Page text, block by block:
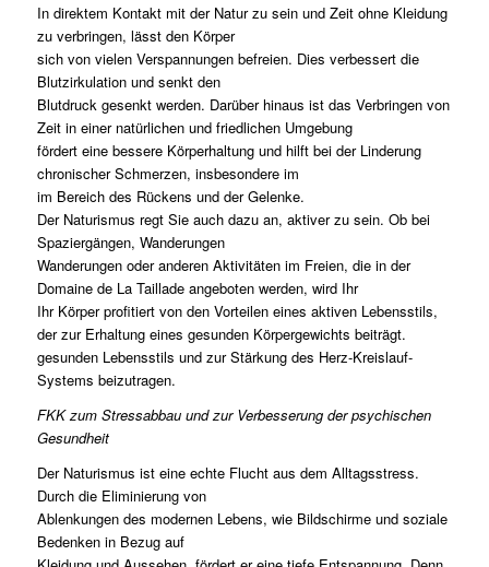
In direktem Kontakt mit der Natur zu sein und Zeit ohne Kleidung
zu verbringen, lässt den Körper
sich von vielen Verspannungen befreien. Dies verbessert die
Blutzirkulation und senkt den
Blutdruck gesenkt werden. Darüber hinaus ist das Verbringen von
Zeit in einer natürlichen und friedlichen Umgebung
fördert eine bessere Körperhaltung und hilft bei der Linderung
chronischer Schmerzen, insbesondere im
im Bereich des Rückens und der Gelenke.
Der Naturismus regt Sie auch dazu an, aktiver zu sein. Ob bei
Spaziergängen, Wanderungen
Wanderungen oder anderen Aktivitäten im Freien, die in der
Domaine de La Taillade angeboten werden, wird Ihr
Ihr Körper profitiert von den Vorteilen eines aktiven Lebensstils,
der zur Erhaltung eines gesunden Körpergewichts beiträgt.
gesunden Lebensstils und zur Stärkung des Herz-Kreislauf-
Systems beizutragen.
FKK zum Stressabbau und zur Verbesserung der psychischen
Gesundheit
Der Naturismus ist eine echte Flucht aus dem Alltagsstress.
Durch die Eliminierung von
Ablenkungen des modernen Lebens, wie Bildschirme und soziale
Bedenken in Bezug auf